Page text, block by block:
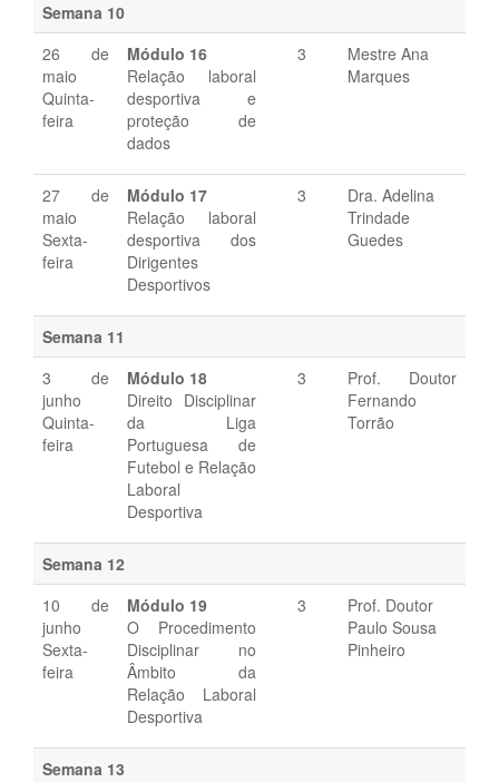
Semana 10
26 de
maio
Quinta-
feira
Módulo 16
Relação laboral
desportiva e
proteção de
dados
3
Mestre Ana
Marques
27 de
maio
Sexta-
feira
Módulo 17
Relação laboral
desportiva dos
Dirigentes
Desportivos
3
Dra. Adelina
Trindade
Guedes
Semana 11
3 de
junho
Quinta-
feira
Módulo 18
Direito Disciplinar
da Liga
Portuguesa de
Futebol e Relação
Laboral
Desportiva
3
Prof. Doutor
Fernando
Torrão
Semana 12
10 de
junho
Sexta-
feira
Módulo 19
O Procedimento
Disciplinar no
Âmbito da
Relação Laboral
Desportiva
3
Prof. Doutor
Paulo Sousa
Pinheiro
Semana 13